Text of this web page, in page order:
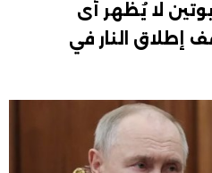
بوتين لا يُظهر أى
إطلاق النار في